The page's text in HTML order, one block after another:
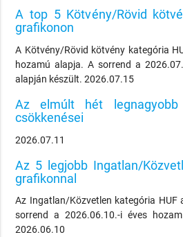
A top 5 Kötvény/Rövid
grafikonon
A Kötvény/Rövid kötvény kategória
hozamú alapja. A sorrend a
alapján készült. 2026.07.15
Az elmúlt hét legnagyobb
csökkenései
2026.07.11
Az 5 legjobb Ingatlan/
grafikonnal
Az Ingatlan/Közvetlen kategória HUF
sorrend a 2026.06.10.-i éves
2026.06.10